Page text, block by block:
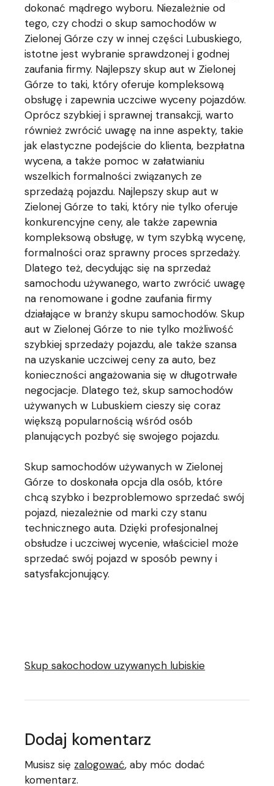
dokonać mądrego wyboru. Niezależnie od
tego, czy chodzi o skup samochodów w
Zielonej Górze czy w innej części Lubuskiego,
istotne jest wybranie sprawdzonej i godnej
zaufania firmy. Najlepszy skup aut w Zielonej
Górze to taki, który oferuje kompleksową
obsługę i zapewnia uczciwe wyceny pojazdów.
Oprócz szybkiej i sprawnej transakcji, warto
również zwrócić uwagę na inne aspekty, takie
jak elastyczne podejście do klienta, bezpłatna
wycena, a także pomoc w załatwianiu
wszelkich formalności związanych ze
sprzedażą pojazdu. Najlepszy skup aut w
Zielonej Górze to taki, który nie tylko oferuje
konkurencyjne ceny, ale także zapewnia
kompleksową obsługę, w tym szybką wycenę,
formalności oraz sprawny proces sprzedaży.
Dlatego też, decydując się na sprzedaż
samochodu używanego, warto zwrócić uwagę
na renomowane i godne zaufania firmy
działające w branży skupu samochodów. Skup
aut w Zielonej Górze to nie tylko możliwość
szybkiej sprzedaży pojazdu, ale także szansa
na uzyskanie uczciwej ceny za auto, bez
konieczności angażowania się w długotrwałe
negocjacje. Dlatego też, skup samochodów
używanych w Lubuskiem cieszy się coraz
większą popularnością wśród osób
planujących pozbyć się swojego pojazdu.
Skup samochodów używanych w Zielonej
Górze to doskonała opcja dla osób, które
chcą szybko i bezproblemowo sprzedać swój
pojazd, niezależnie od marki czy stanu
technicznego auta. Dzięki profesjonalnej
obsłudze i uczciwej wycenie, właściciel może
sprzedać swój pojazd w sposób pewny i
satysfakcjonujący.
Skup sakochodow uzywanych lubiskie
Dodaj komentarz
Musisz się zalogować, aby móc dodać
komentarz.